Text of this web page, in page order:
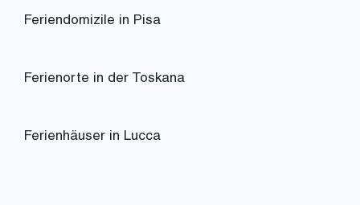
Feriendomizile in Pisa
Ferienorte in der Toskana
Ferienhäuser in Lucca